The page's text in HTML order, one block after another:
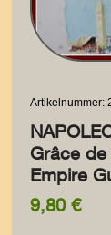
Artikelnummer:
Grâce de
Empire
9,80 €Preis